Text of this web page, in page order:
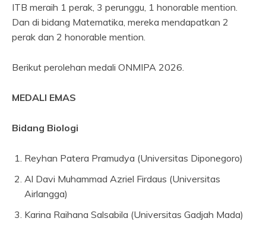
ITB meraih 1 perak, 3 perunggu, 1 honorable mention.
Dan di bidang Matematika, mereka mendapatkan 2
perak dan 2 honorable mention.
Berikut perolehan medali ONMIPA 2026.
MEDALI EMAS
Bidang Biologi
Reyhan Patera Pramudya (Universitas Diponegoro)
Al Davi Muhammad Azriel Firdaus (Universitas
Airlangga)
Karina Raihana Salsabila (Universitas Gadjah Mada)